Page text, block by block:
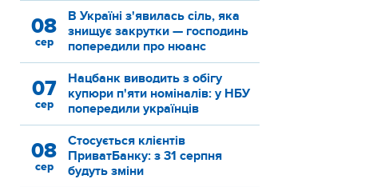
08
сер
В Україні з'явилась сіль, яка
знищує закрутки — господинь
попередили про нюанс
07
сер
Нацбанк виводить з обігу
купюри п'яти номіналів: у НБУ
попередили українців
08
сер
Стосується клієнтів
ПриватБанку: з 31 серпня
будуть зміни